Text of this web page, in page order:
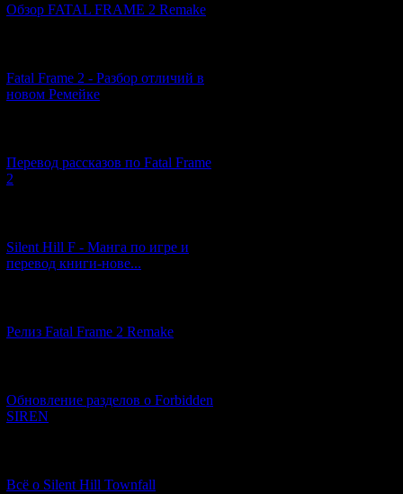
Обзор FATAL FRAME 2 Remake
Fatal Frame 2 - Разбор отличий в
новом Ремейке
Перевод рассказов по Fatal Frame
2
Silent Hill F - Манга по игре и
перевод книги-нове...
Релиз Fatal Frame 2 Remake
Обновление разделов о Forbidden
SIREN
Всё о Silent Hill Townfall